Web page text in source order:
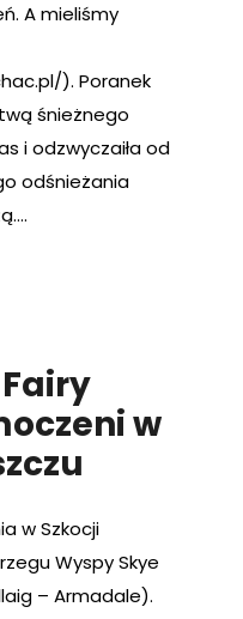
A mieliśmy
). Poranek
śnieżnego
i odzwyczaiła od
odśnieżania
w
w Szkocji
Wyspy Skye
– Armadale).